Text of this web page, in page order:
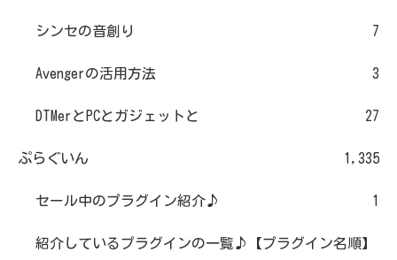
シンセの音創り 7
Avengerの活用方法 3
DTMerとPCとガジェットと 27
ぷらぐいん 1,335
セール中のプラグイン紹介♪ 1
紹介しているプラグインの一覧♪【プラグイン名順】